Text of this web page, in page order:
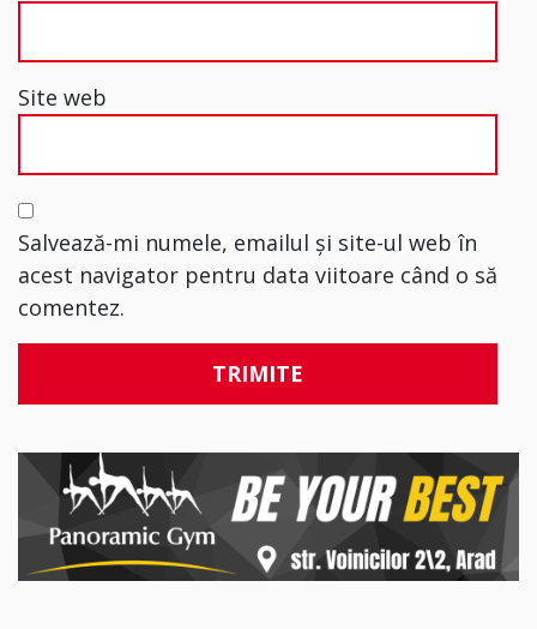
Site web
Salvează-mi numele, emailul și site-ul web în
acest navigator pentru data viitoare când o să
comentez.